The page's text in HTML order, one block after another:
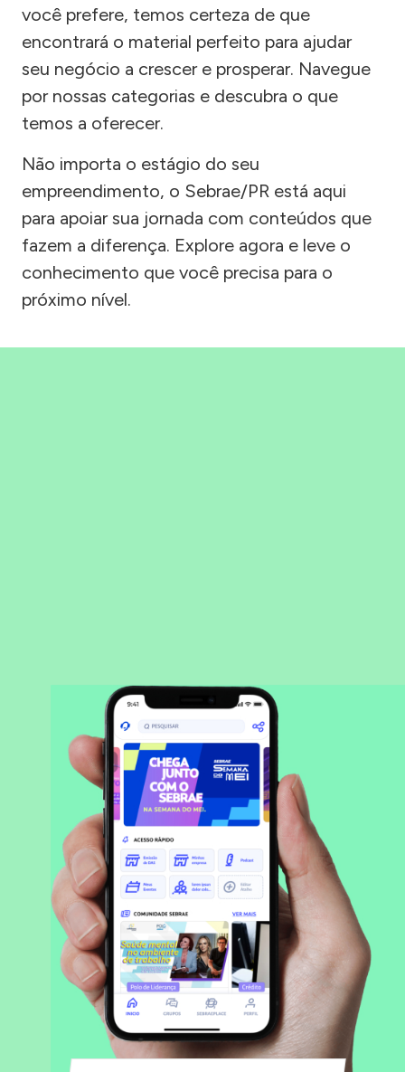
você prefere, temos certeza de que
encontrará o material perfeito para ajudar
seu negócio a crescer e prosperar. Navegue
por nossas categorias e descubra o que
temos a oferecer.
Não importa o estágio do seu
empreendimento, o Sebrae/PR está aqui
para apoiar sua jornada com conteúdos que
fazem a diferença. Explore agora e leve o
conhecimento que você precisa para o
próximo nível.